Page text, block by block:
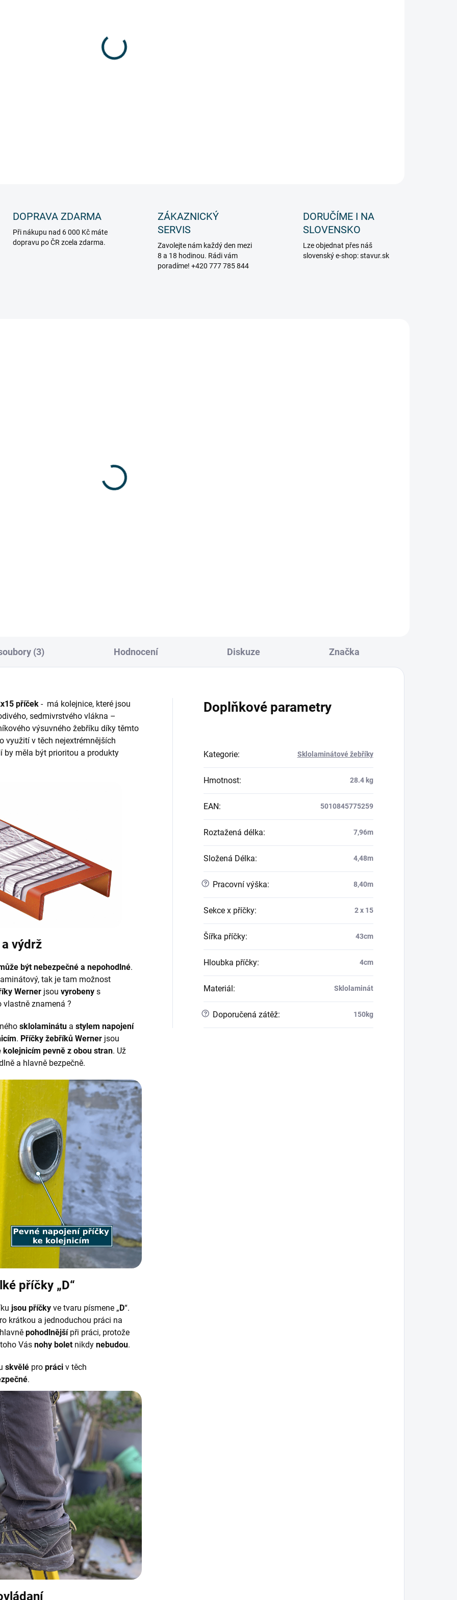
DOPRAVA ZDARMA
Při nákupu nad 6 000 Kč máte
dopravu po ČR zcela zdarma.
ZÁKAZNICKÝ
SERVIS
Zavolejte nám každý den mezi
8 a 18 hodinou. Rádi vám
poradíme! +420 777 785 844
DORUČÍME I NA
SLOVENSKO
Lze objednat přes náš
slovenský e-shop: stavur.sk
(3) Hodnocení Diskuze Značka
příček - má kolejnice, které jsou
sedmivrstvého vlákna –
výsuvného žebříku díky těmto
využití v těch nejextrémnějších
by měla být prioritou a produkty
výdrž
být nebezpečné a nepohodlné.
tak je tam možnost
Werner jsou vyrobeny s
vlastně znamená ?
sklolaminátu a stylem napojení
. Příčky žebříků Werner jsou
kolejnicím pevně z obou stran. Už
a hlavně bezpečně.
příčky „D“
jsou příčky ve tvaru písmene „D“.
krátkou a jednoduchou práci na
pohodlnějšípři práci, protože
Vás nohy boletnikdy nebudou.
skvělé pro práci v těch
.
Doplňkové parametry
Kategorie: Sklolaminátové žebříky
Hmotnost: 28.4 kg
EAN: 5010845775259
Roztažená délka: 7,96m
Složená Délka: 4,48m
? Pracovní výška: 8,40m
Sekce x příčky: 2 x 15
Šířka příčky: 43cm
Hloubka příčky: 4cm
Materiál: Sklolaminát
? Doporučená zátěž: 150kg